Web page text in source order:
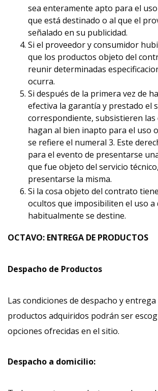
sea enteramente apto para el
que está destinado o al que el
señalado en su publicidad.
Si el proveedor y consumidor
que los productos objeto del
reunir determinadas
ocurra.
Si después de la primera vez de
efectiva la garantía y prestado el
correspondiente, subsistieren las
hagan al bien inapto para el uso
se refiere el numeral 3. Este
para el evento de presentarse
que fue objeto del servicio
presentarse la misma.
Si la cosa objeto del contrato
ocultos que imposibiliten el uso a
habitualmente se destine.
OCTAVO: ENTREGA DE PRODUCTOS
Despacho de Productos
Las condiciones de despacho y entrega
productos adquiridos podrán ser
opciones ofrecidas en el sitio.
Despacho a domicilio: